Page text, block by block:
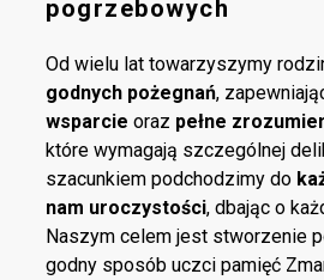
pogrzebowych
Od wielu lat towarzyszymy
godnych pożegnań,
wsparcie oraz pełne
które wymagają szczególnej
szacunkiem podchodzimy do
nam uroczystości, dbając o
Naszym celem jest stworzenie
godny sposób uczci pamięć